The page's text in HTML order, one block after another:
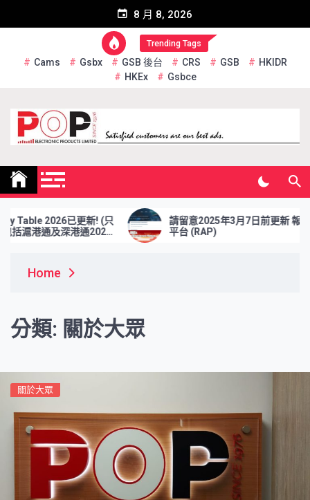
8 月 8, 2026
Trending Tags
Cams Gsbx GSB 後台 CRS GSB
HKIDR
HKEx
Gsbce
Pop Electronic Products
Limited
2026已更新! (只
港通及深港通2026
請留意2025年3月7日前更新 報表檢索
平台 (RAP)
Home
分類: 關於大眾
關於大眾